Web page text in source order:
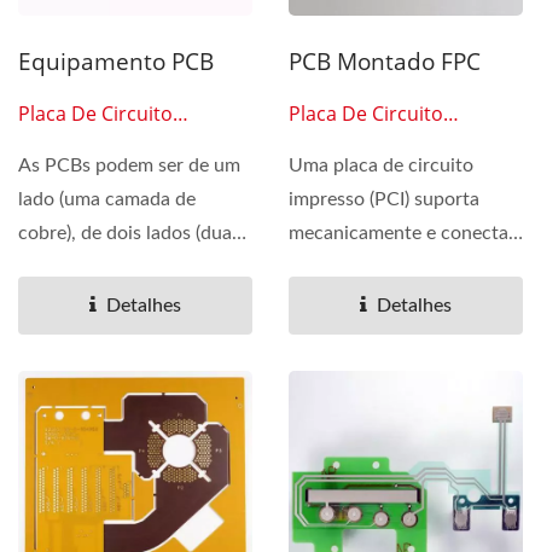
Equipamento PCB
Placa De Circuito
As PCBs podem ser de um
lado (uma camada de
cobre), de dois lados (duas
Detalhes
PCB Montado FPC
Placa De Circuito
Uma placa de circuito
impresso (PCI) suporta
mecanicamente e conecta
componentes...Detalhes